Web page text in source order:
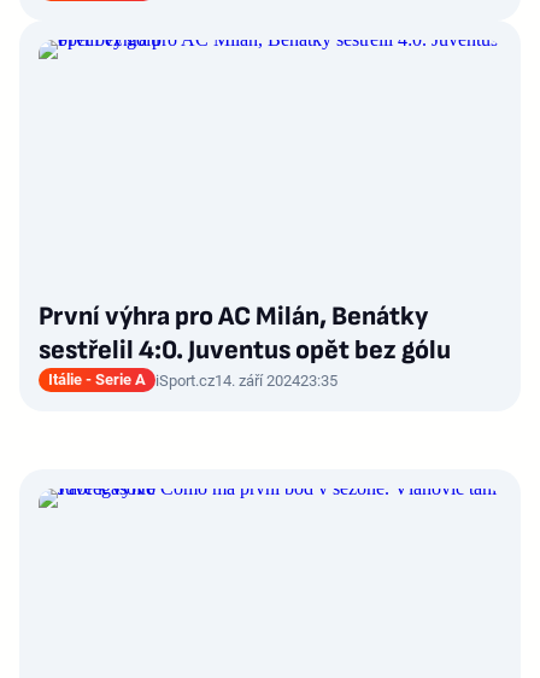
První výhra pro AC Milán, Benátky
sestřelil 4:0. Juventus opět bez gólu
Itálie - Serie A iSport.cz14. září 202423:35